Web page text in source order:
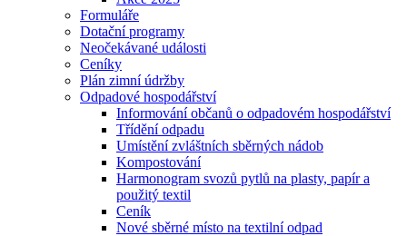
Formuláře
Dotační programy
Neočekávané události
Ceníky
Plán zimní údržby
Odpadové hospodářství
Informování občanů o odpadovém hospodářství
Třídění odpadu
Umístění zvláštních sběrných nádob
Kompostování
Harmonogram svozů pytlů na plasty, papír a
použitý textil
Ceník
Nové sběrné místo na textilní odpad